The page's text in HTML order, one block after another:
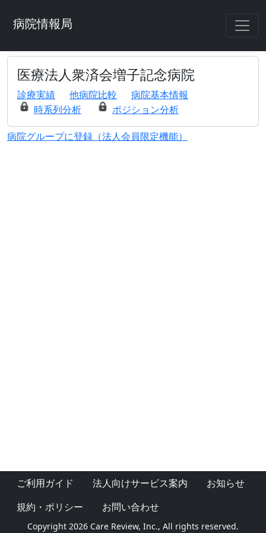
病院情報局
医療法人衆済会増子記念病院
診療実績 他病院比較
病院基本情報
時系列分析
ポジション分析
病院グループに登録（法人会員限定機能）
ご利用ガイド 法人向けサービス案内
お知らせ
規約・ポリシー
お問い合わせ
Copyright 2026 Care Review, Inc., All rights reserved.